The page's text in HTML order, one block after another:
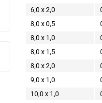
6,0 x 2,0
8,0 x 0,5
8,0 x 1,0
8,0 x 1,5
8,0 x 2,0
9,0 x 1,0
10,0 x 1,0